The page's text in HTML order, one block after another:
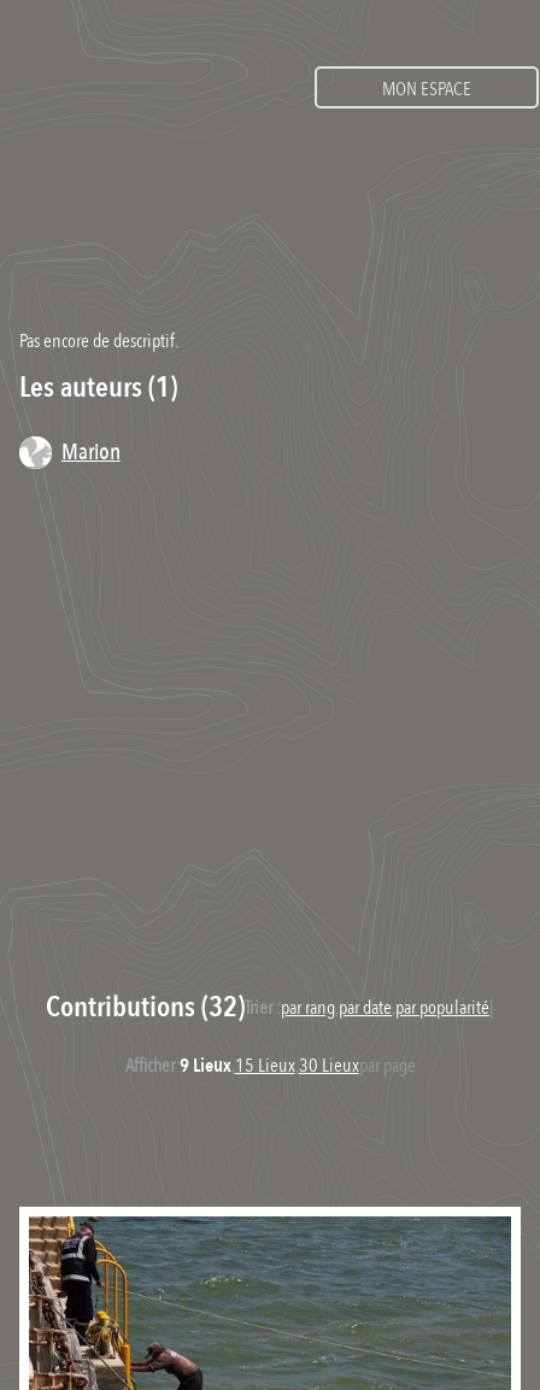
MON ESPACE
Pas encore de descriptif.
Les auteurs (1)
Marion
Contributions (32)Trier :par rang,par date,par popularité|
Afficher:9 Lieux,15 Lieux,30 Lieuxpar page